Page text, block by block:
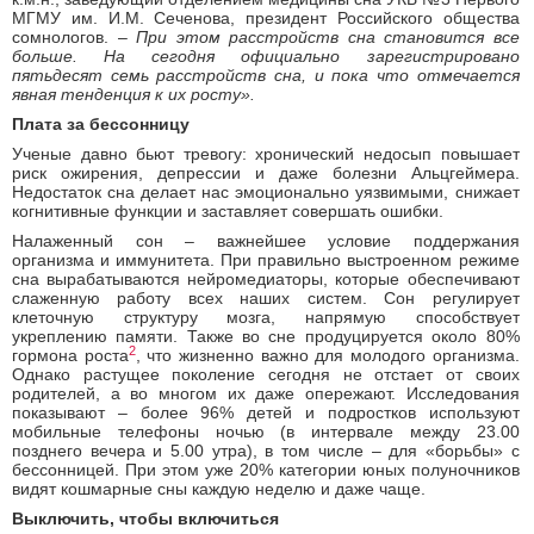
МГМУ им. И.М. Сеченова, президент Российского общества
сомнологов. –При этом расстройств сна становится все
больше. На сегодня официально зарегистрировано
пятьдесят семь расстройств сна, и пока что отмечается
явная тенденция к их росту».
Плата за бессонницу
Ученые давно бьют тревогу: хронический недосып повышает
риск ожирения, депрессии и даже болезни Альцгеймера.
Недостаток сна делает нас эмоционально уязвимыми, снижает
когнитивные функции и заставляет совершать ошибки.
Налаженный сон – важнейшее условие поддержания
организма и иммунитета. При правильно выстроенном режиме
сна вырабатываются нейромедиаторы, которые обеспечивают
слаженную работу всех наших систем. Сон регулирует
клеточную структуру мозга, напрямую способствует
укреплению памяти. Также во сне продуцируется около 80%
гормона роста2, что жизненно важно для молодого организма.
Однако растущее поколение сегодня не отстает от своих
родителей, а во многом их даже опережают. Исследования
показывают – более 96% детей и подростков используют
мобильные телефоны ночью (в интервале между 23.00
позднего вечера и 5.00 утра), в том числе – для «борьбы» с
бессонницей. При этом уже 20% категории юных полуночников
видят кошмарные сны каждую неделю и даже чаще.
Выключить, чтобы включиться